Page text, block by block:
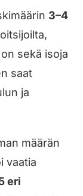
3–4
sekä isoja
saat
ja
määrän
vaatia
eri